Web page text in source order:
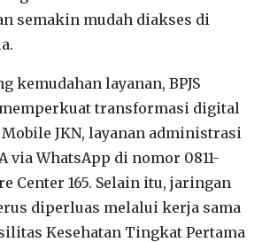
semakin mudah diakses di
kemudahan layanan, BPJS
transformasi digital
JKN, layanan administrasi
via WhatsApp di nomor 0811-
Center 165. Selain itu, jaringan
diperluas melalui kerja sama
Kesehatan Tingkat Pertama